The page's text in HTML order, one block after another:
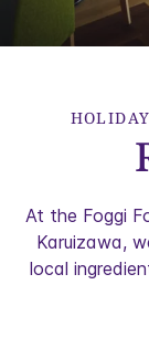
At the Foggi
Karuizawa,
local